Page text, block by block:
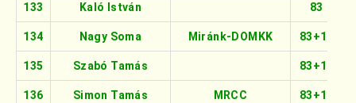
133 Kaló István 83
134 Nagy Soma Miránk-DOMKK 83+16
135 Szabó Tamás 83+16
136 Simon Tamás MRCC 83+16